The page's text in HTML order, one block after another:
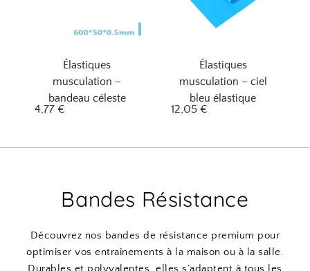
Élastiques
musculation –
bandeau céleste
4,77 €
Élastiques
musculation – ciel
bleu élastique
12,05 €
Bandes Résistance
Découvrez nos bandes de résistance premium pour
optimiser vos entraînements à la maison ou à la salle.
Durables et polyvalentes, elles s’adaptent à tous les